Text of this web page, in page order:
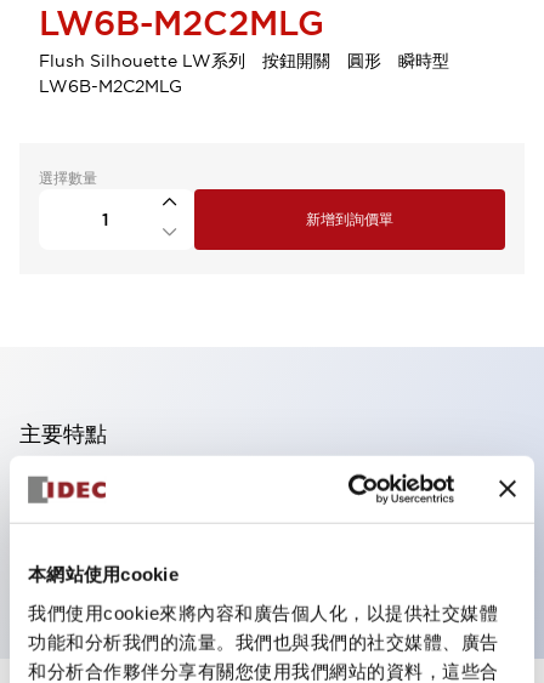
本網站使用cookie
我們使用cookie來將內容和廣告個人化，以提供社交媒體
功能和分析我們的流量。我們也與我們的社交媒體、廣告
和分析合作夥伴分享有關您使用我們網站的資料，這些合
LW6B-M2C2MLG
Flush Silhouette LW系列 按鈕開關 圓形 瞬時型
LW6B-M2C2MLG
選擇數量
新增到詢價單
主要特點
可進行集合密著安裝
附鎖選擇開關採用高安全性的彈子鎖結構
防護結構為IP65（IEC60529）